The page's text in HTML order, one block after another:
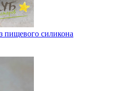
пищевого силикона